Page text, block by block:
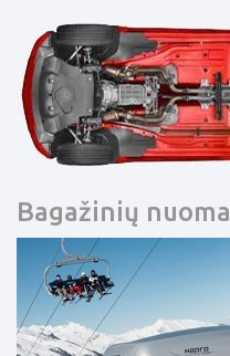
Bagažinių nuoma